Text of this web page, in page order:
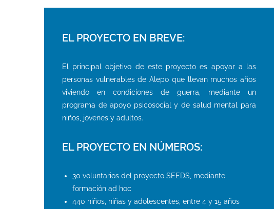
EL PROYECTO EN BREVE:
El principal objetivo de este proyecto es apoyar a las
personas vulnerables de Alepo que llevan muchos años
viviendo en condiciones de guerra, mediante un
programa de apoyo psicosocial y de salud mental para
niños, jóvenes y adultos.
EL PROYECTO EN NÚMEROS:
30 voluntarios del proyecto SEEDS, mediante
formación ad hoc
440 niños, niñasy adolescentes, entre 4 y 15 años